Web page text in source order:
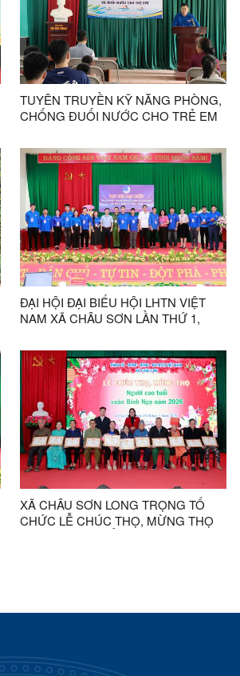
TUYÊN TRUYỀN KỸ NĂNG PHÒNG,
CHỐNG ĐUỐI NƯỚC CHO TRẺ EM
ĐẠI HỘI ĐẠI BIỂU HỘI LHTN VIỆT
NAM XÃ CHÂU SƠN LẦN THỨ 1,
XÃ CHÂU SƠN LONG TRỌNG TỔ
CHỨC LỄ CHÚC THỌ, MỪNG THỌ